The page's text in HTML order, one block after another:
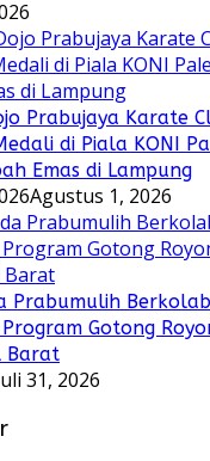
Prabujaya Karate
di Piala KONI
Emas di Lampung
Agustus 1, 2026
Prabumulih
Gotong
Barat
31, 2026